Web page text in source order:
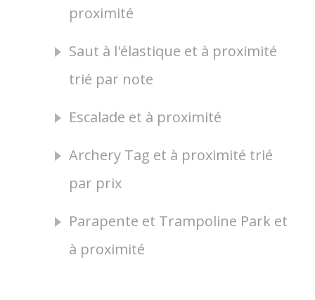
proximité
Saut à l'élastique et à proximité
trié par note
Escalade et à proximité
Archery Tag et à proximité trié
par prix
Parapente et Trampoline Park et
à proximité